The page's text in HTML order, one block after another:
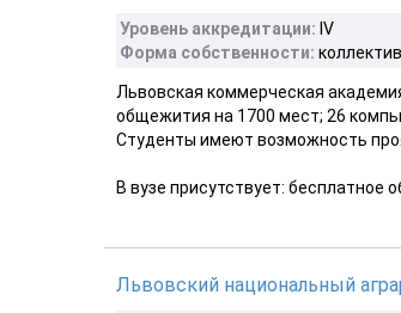
Уровень аккредитации: ІV
Форма собственности:
Львовская коммерческая
общежития на 1700 мест; 26
Студенты имеют возможность
В вузе присутствует: бесплатное
Львовский национальный